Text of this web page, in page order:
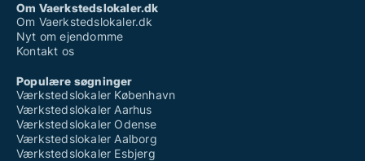
Om Vaerkstedslokaler.dk
Om Vaerkstedslokaler.dk
Nyt om ejendomme
Kontakt os
Populære søgninger
Værkstedslokaler København
Værkstedslokaler Aarhus
Værkstedslokaler Odense
Værkstedslokaler Aalborg
Værkstedslokaler Esbjerg